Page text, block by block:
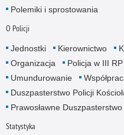
Polemiki i sprostowania
O Policji
Jednostki Kierownictwo
Organizacja
Policja w III RP
Umundurowanie
Duszpasterstwo Policji
Prawosławne
Statystyka